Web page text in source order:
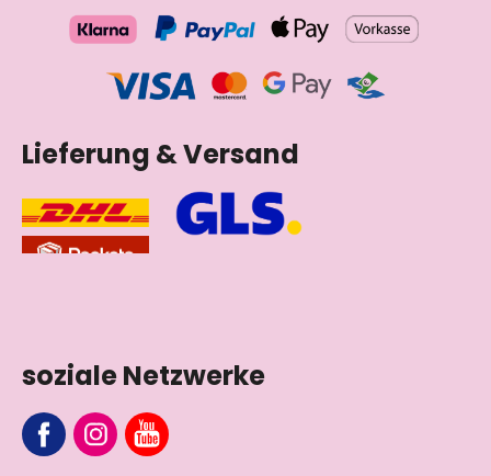
Lieferung & Versand
soziale Netzwerke